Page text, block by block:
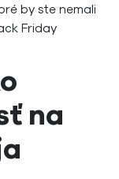
by ste nemali
Friday
na